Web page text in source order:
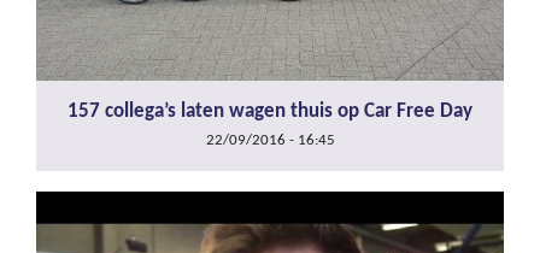
157 collega’s laten wagen thuis op Car Free Day
22/09/2016 - 16:45